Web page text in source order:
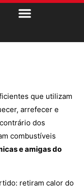
que utilizam
arrefecer e
dos
combustíveis
e amigas do
retiram calor do